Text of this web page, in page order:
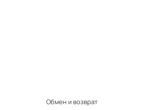
Обмен и возврат